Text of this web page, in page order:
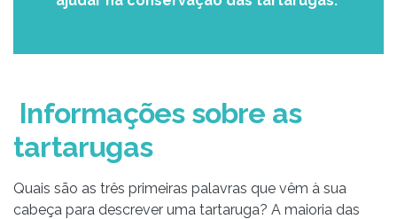
Informações sobre as
tartarugas
Quais são as três primeiras palavras que vêm à sua
cabeça para descrever uma tartaruga? A maioria das